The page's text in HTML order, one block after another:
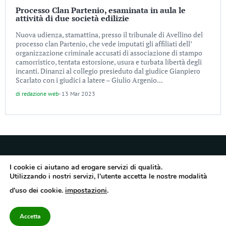
Processo Clan Partenio, esaminata in aula le
attività di due società edilizie
Nuova udienza, stamattina, presso il tribunale di Avellino del
processo clan Partenio, che vede imputati gli affiliati dell’
organizzazione criminale accusati di associazione di stampo
camorristico, tentata estorsione, usura e turbata libertà degli
incanti. Dinanzi al collegio presieduto dal giudice Gianpiero
Scarlato con i giudici a latere – Giulio Argenio...
di redazione web- 13 Mar 2023
Quotidiano dell’Irpinia, a diffusione regionale. Reg. Trib. di Avellino n.7/12 del
10/9/2012. Iscritto nel Registro Operatori di Comunicazione al n.7671
Avellino – Cap.Soc. 20.000 € – REA 187346 – PI/CF. Reg. naz. stampa 10218/99
I cookie ci aiutano ad erogare servizi di qualità.
Utilizzando i nostri servizi, l'utente accetta le nostre modalità
d'uso dei cookie. impostazioni.
Accetta